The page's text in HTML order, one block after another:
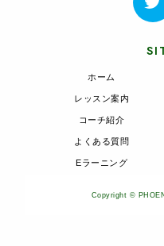
ホーム
レッスン案内
コーチ紹介
よくある質問
Eラーニング
Copyright ©